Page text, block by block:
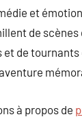
et
de
de
à propos de